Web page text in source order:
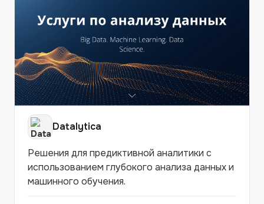
Datalytica
Решения для предиктивной аналитики с
использованием глубокого анализа данных и
машинного обучения.